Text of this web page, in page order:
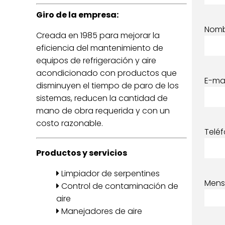
Giro de la empresa:
Creada en 1985 para mejorar la
eficiencia del mantenimiento de
equipos de refrigeración y aire
acondicionado con productos que
disminuyen el tiempo de paro de los
sistemas, reducen la cantidad de
mano de obra requerida y con un
costo razonable.
Productos y servicios
Limpiador de serpentines
Control de contaminación de
aire
Manejadores de aire
E-